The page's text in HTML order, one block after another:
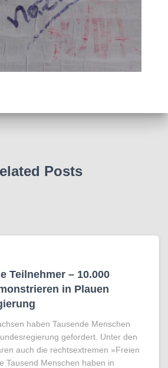
Posts
Teilnehmer – 10.000
in Plauen
haben Tausende Menschen
gefordert. Unter den
auch die rechtsextremen »Freien
Tausend Menschen haben in